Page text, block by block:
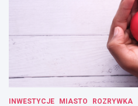
INWESTYCJE MIASTO ROZRYWKA